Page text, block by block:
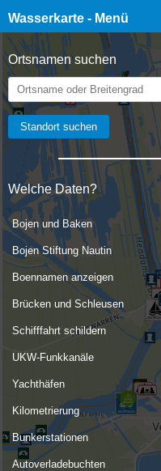
Wasserkarte - Menü
Ortsnamen suchen
Welche Daten?
Bojen und Baken
Bojen Stiftung Nautin
Boennamen anzeigen
Brücken und Schleusen
Schifffahrt schildern
UKW-Funkkanäle
Yachthäfen
Kilometrierung
Bunkerstationen
Autoverladebuchten
☰ Wasserkarte Live